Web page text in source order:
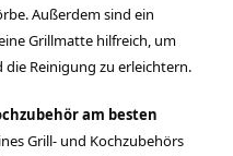
Außerdem sind ein
Grillmatte hilfreich, um
Reinigung zu erleichtern.
am besten
Grill- und Kochzubehörs